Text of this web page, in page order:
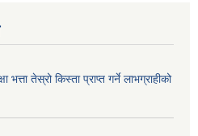
तेस्रो किस्ता प्राप्त गर्ने लाभग्राहीको